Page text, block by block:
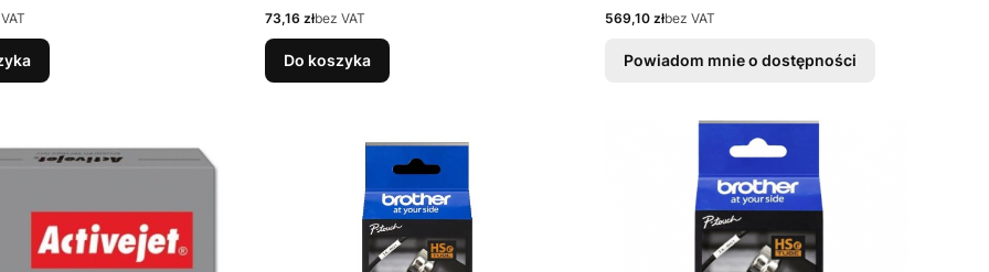
Cena
73,16 złbez VAT
Do koszyka
Cena
569,10 złbez VAT
Powiadom mnie o dostępności